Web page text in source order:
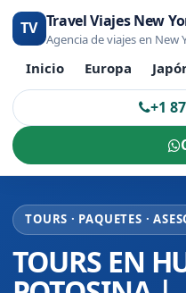
TV Travel Viajes New
Agencia de viajes en New
Inicio Europa
+1
TOURS · PAQUETES ·
TOURS EN